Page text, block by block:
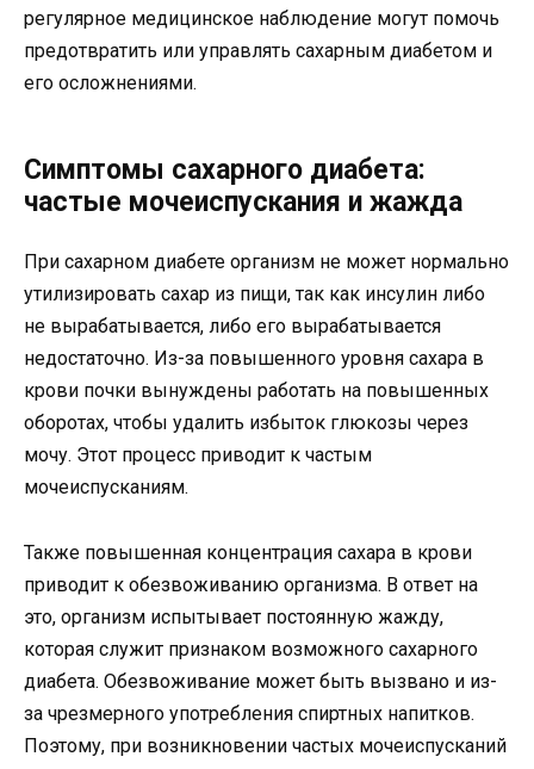
регулярное медицинское наблюдение могут помочь
предотвратить или управлять сахарным диабетом и
его осложнениями.
Симптомы сахарного диабета:
частые мочеиспускания и жажда
При сахарном диабете организм не может нормально
утилизировать сахар из пищи, так как инсулин либо
не вырабатывается, либо его вырабатывается
недостаточно. Из-за повышенного уровня сахара в
крови почки вынуждены работать на повышенных
оборотах, чтобы удалить избыток глюкозы через
мочу. Этот процесс приводит к частым
мочеиспусканиям.
Также повышенная концентрация сахара в крови
приводит к обезвоживанию организма. В ответ на
это, организм испытывает постоянную жажду,
которая служит признаком возможного сахарного
диабета. Обезвоживание может быть вызвано и из-
за чрезмерного употребления спиртных напитков.
Поэтому, при возникновении частых мочеиспусканий